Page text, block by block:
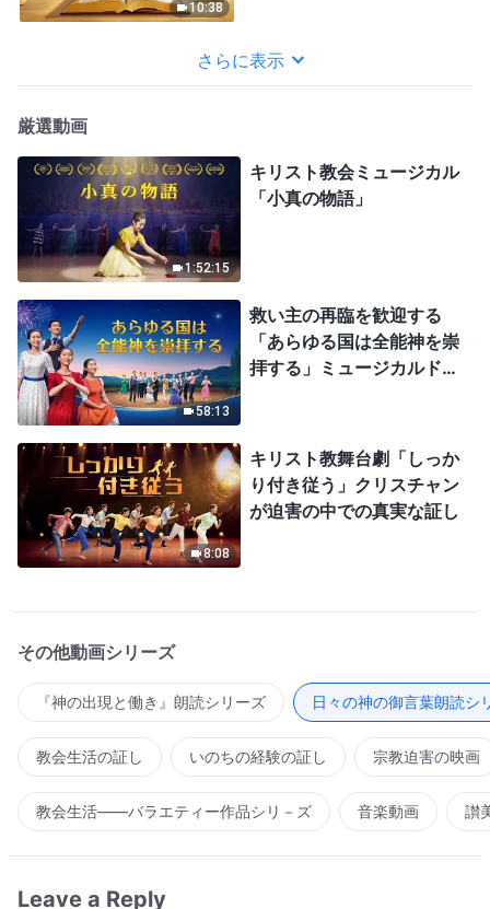
10:38
さらに表示
厳選動画
1:52:15
キリスト教会ミュージカル
「小真の物語」
58:13
救い主の再臨を歓迎する
「あらゆる国は全能神を崇
拝する」ミュージカルドラ
8:08
キリスト教舞台劇「しっか
り付き従う」クリスチャン
が迫害の中での真実な証し
その他動画シリーズ
『神の出現と働き』朗読シリーズ 日々の神の御言葉朗読シ
教会生活の証し いのちの経験の証し 宗教迫害の映画
教会生活――バラエティー作品シリ－ズ 音楽動画 讃
Leave a Reply